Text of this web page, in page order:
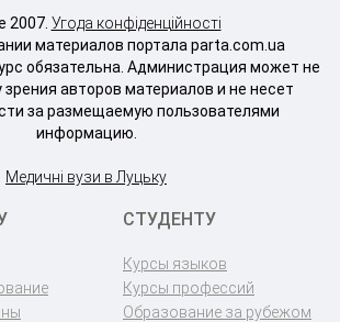
2007. Угода конфіденційності
материалов портала parta.com.ua
обязательна. Администрация может не
зрения авторов материалов и не несет
за размещаемую пользователями
информацию.
Медичні вузи в Луцьку
СТУДЕНТУ
Курсы языков
Курсы профессий
Образование за рубежом